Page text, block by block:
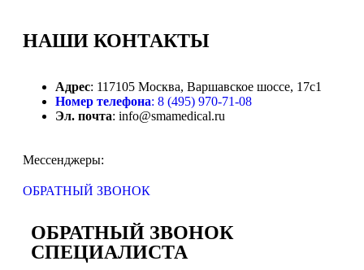
НАШИ КОНТАКТЫ
Адрес: 117105 Москва, Варшавское шоссе, 17с1
Номер телефона: 8 (495) 970-71-08
Эл. почта: info@smamedical.ru
Мессенджеры:
ОБРАТНЫЙ ЗВОНОК
ОБРАТНЫЙ ЗВОНОК
СПЕЦИАЛИСТА